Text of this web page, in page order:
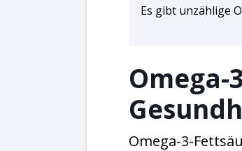
Es gibt unzählige
Omega-3-